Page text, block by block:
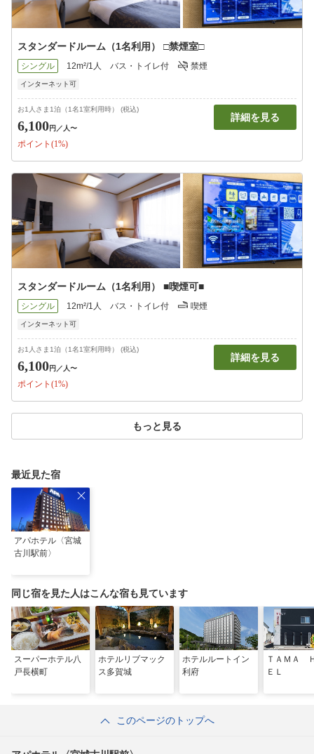
スタンダードルーム（1名利用） □禁煙室□
シングル 12m²/1人 バス・トイレ付 禁煙
インターネット可
お1人さま1泊（1名1室利用時） (税込)
6,100円 ／人〜
ポイント(1%)
詳細を見る
スタンダードルーム（1名利用） ■喫煙可■
シングル 12m²/1人 バス・トイレ付 喫煙
インターネット可
お1人さま1泊（1名1室利用時） (税込)
6,100円 ／人〜
ポイント(1%)
詳細を見る
もっと見る
最近見た宿
アパホテル〈宮城
古川駅前〉
同じ宿を見た人はこんな宿も見ています
スーパーホテル八
戸長横町
ホテルリブマック
ス多賀城
ホテルルートイン
利府
ＴＡＭＡ
ＥＬ
このページのトップへ